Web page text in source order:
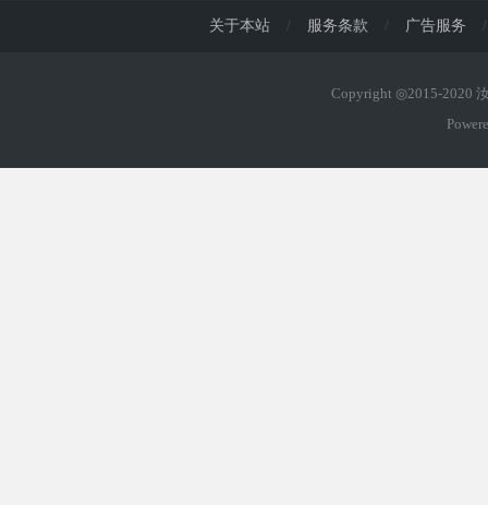
关于本站 / 服务条款 / 广告服务 /
Copyright ◎2015-2020